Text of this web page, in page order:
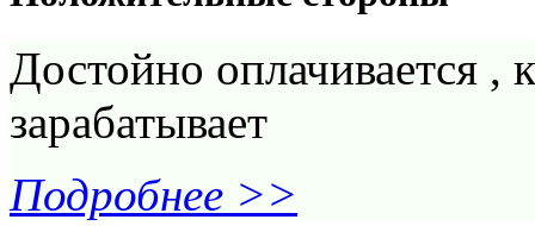
Достойно оплачивается ,
зарабатывает
Подробнее >>